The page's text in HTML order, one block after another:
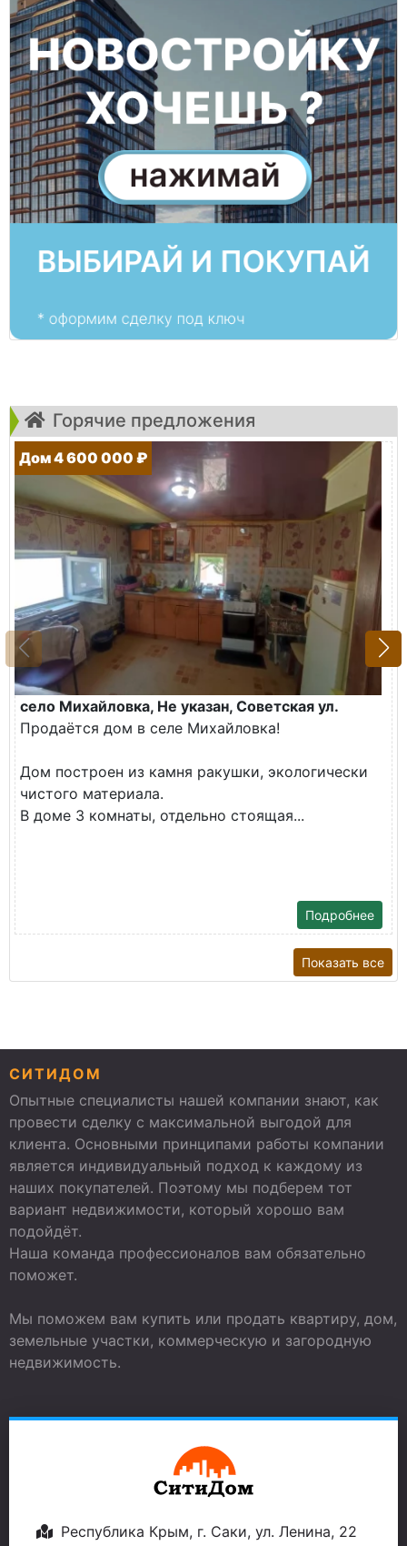
Горячие предложения
Дом 4 600 000 ₽
село Михайловка, Не указан, Советская ул.
Продаётся дом в селе Михайловка!
Дом построен из камня ракушки, экологически
чистого материала.
В доме 3 комнаты, отдельно стоящая...
Подробнее
Показать все
СИТИДОМ
Опытные специалисты нашей компании знают, как
провести сделку с максимальной выгодой для
клиента. Основными принципами работы компании
является индивидуальный подход к каждому из
наших покупателей. Поэтому мы подберем тот
вариант недвижимости, который хорошо вам
подойдёт.
Наша команда профессионалов вам обязательно
поможет.
Мы поможем вам купить или продать квартиру, дом,
земельные участки, коммерческую и загородную
недвижимость.
Республика Крым, г. Саки, ул. Ленина, 22